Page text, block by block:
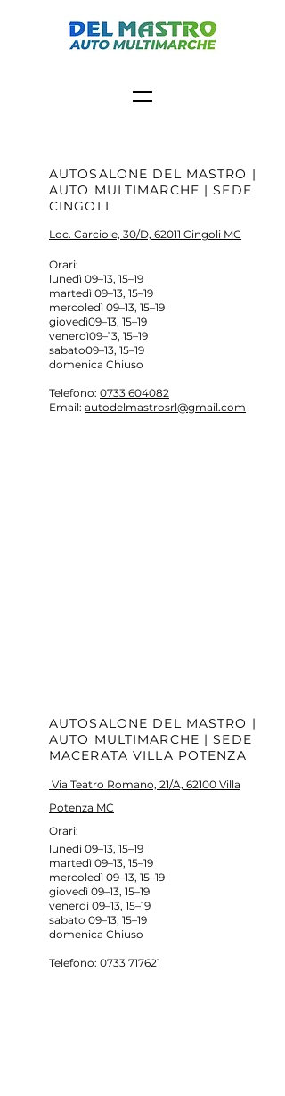
AUTOSALONE DEL MASTRO |
AUTO MULTIMARCHE | SEDE
CINGOLI
Loc. Carciole, 30/D, 62011 Cingoli MC
Orari:
lunedì 09–13, 15–19
martedì 09–13, 15–19
mercoledì 09–13, 15–19
giovedì09–13, 15–19
venerdì09–13, 15–19
sabato09–13, 15–19
domenica Chiuso
Telefono: 0733 604082
Email: autodelmastrosrl@gmail.com
AUTOSALONE DEL MASTRO |
AUTO MULTIMARCHE | SEDE
MACERATA VILLA POTENZA
Via Teatro Romano, 21/A, 62100 Villa
Potenza MC
Orari:
lunedì 09–13, 15–19
martedì 09–13, 15–19
mercoledì 09–13, 15–19
giovedì 09–13, 15–19
venerdì 09–13, 15–19
sabato 09–13, 15–19
domenica Chiuso
Telefono: 0733 717621